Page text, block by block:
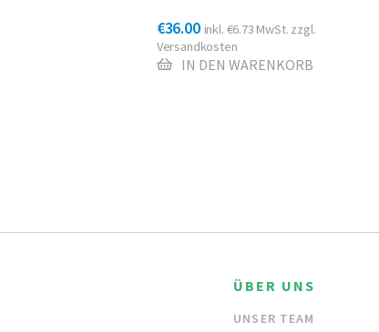
€36.00 inkl. €6.73 MwSt. zzgl.
Versandkosten
IN DEN WARENKORB
ÜBER UNS
UNSER TEAM